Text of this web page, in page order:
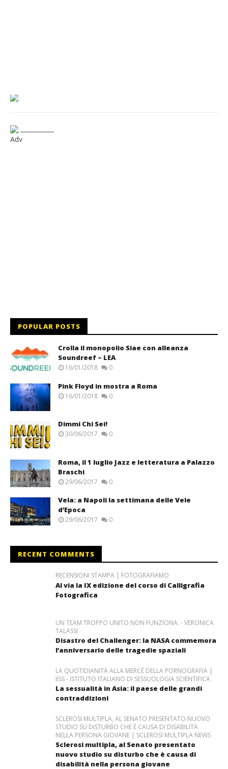
Adv
POPULAR POSTS
Crolla il monopolio Siae con alleanza
Soundreef – LEA
16/01/2018 0
Pink Floyd in mostra a Roma
16/01/2018 0
Dimmi Chi Sei!
30/06/2017 0
Roma, il 1 luglio Jazz e letteratura a Palazzo
Braschi
29/06/2017 0
Vela: a Napoli la settimana delle Vele
d’Epoca
29/06/2017 0
RECENT COMMENTS
RECENSIONI STAMPA | FOTOGRAFIAMO
Al via la IX edizione del corso di Calligrafia
Fotografica
UN TEAM TROPPO UNITO NON FUNZIONA. - VERONICA
TALASSI
Disastro del Challenger: la NASA commemora
l’anniversario delle tragedie spaziali
LA QUOTIDIANITÀ ALLA MERCÉ DELLA PORNOGRAFIA |
IISS - ISTITUTO ITALIANO DI SESSUOLOGIA SCIENTIFICA
La sessualità in Asia: il paese delle grandi
contraddizioni
SCLEROSI MULTIPLA, AL SENATO PRESENTATO NUOVO
STUDIO SU DISTURBO CHE È CAUSA DI DISABILITÀ
NELLA PERSONA GIOVANE | SCLEROSI MULTIPLA NEWS
Sclerosi multipla, al Senato presentato
nuovo studio su disturbo che è causa di
disabilità nella persona giovane